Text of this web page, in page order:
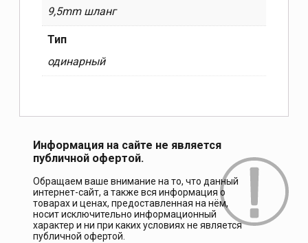
9,5mm шланг
Тип
одинарный
Информация на сайте не является
публичной офертой.
Обращаем ваше внимание на то, что данный
интернет-сайт, а также вся информация о
товарах и ценах, предоставленная на нём,
носит исключительно информационный
характер и ни при каких условиях не является
публичной офертой.